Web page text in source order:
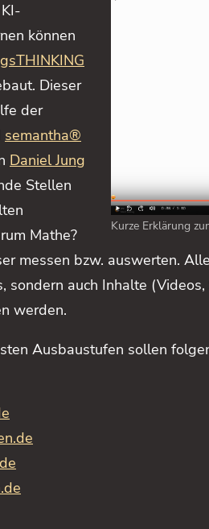
Kurze Erklärung
können
Dieser
der
semantha®
Daniel Jung
Stellen
Mathe?
messen bzw. auswerten.
sondern auch Inhalte
werden.
Ausbaustufen sollen